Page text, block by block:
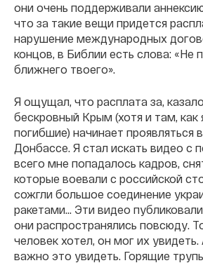
они очень поддерживали
что за такие вещи придется
нарушение международных
концов, в Библии есть слова: «Не
ближнего твоего».
Я ощущал, что расплата за,
бескровный Крым (хотя и там,
погибшие) начинает проявляться
Донбассе. Я стал искать видео с
всего мне попадалось кадров,
которые воевали с российской
сожгли большое соединение
ракетами... Эти видео
они распространялись повсюду.
человек хотел, он мог их
важно это увидеть. Горящие